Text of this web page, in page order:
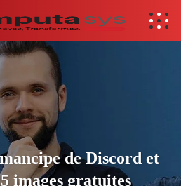
de Discord et
images gratuites